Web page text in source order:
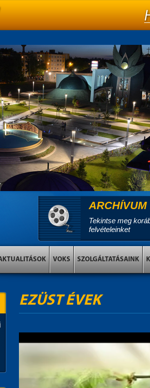
ARCHÍVUM
Tekintse meg
felvételeinket
VOKS SZOLGÁLTATÁSAINK
EZÜST ÉVEK